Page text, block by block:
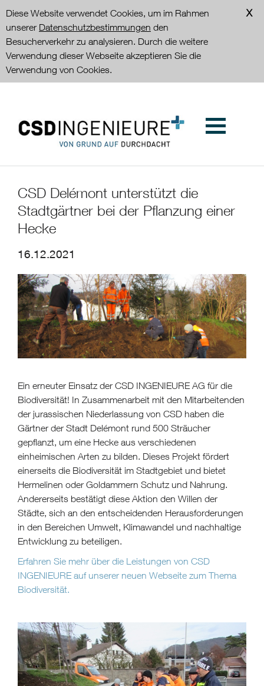
Diese Website verwendet Cookies, um im Rahmen
unserer Datenschutzbestimmungen den
Besucherverkehr zu analysieren. Durch die weitere
Verwendung dieser Webseite akzeptieren Sie die
Verwendung von Cookies.
CSD Delémont unterstützt die
Stadtgärtner bei der Pflanzung einer
Hecke
16.12.2021
Ein erneuter Einsatz der CSD INGENIEURE AG für die
Biodiversität! In Zusammenarbeit mit den Mitarbeitenden
der jurassischen Niederlassung von CSD haben die
Gärtner der Stadt Delémont rund 500 Sträucher
gepflanzt, um eine Hecke aus verschiedenen
einheimischen Arten zu bilden. Dieses Projekt fördert
einerseits die Biodiversität im Stadtgebiet und bietet
Hermelinen oder Goldammern Schutz und Nahrung.
Andererseits bestätigt diese Aktion den Willen der
Städte, sich an den entscheidenden Herausforderungen
in den Bereichen Umwelt, Klimawandel und nachhaltige
Entwicklung zu beteiligen.
Erfahren Sie mehr über die Leistungen von CSD
INGENIEURE auf unserer neuen Webseite zum Thema
Biodiversität.